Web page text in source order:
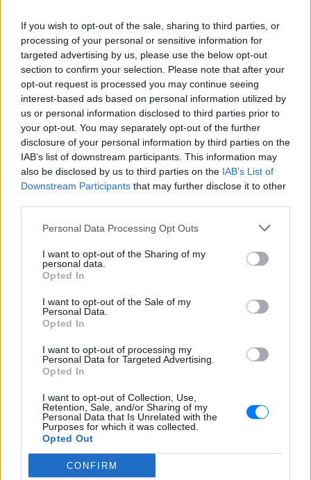
If you wish to opt-out of the sale, sharing to third parties, or
processing of your personal or sensitive information for
targeted advertising by us, please use the below opt-out
section to confirm your selection. Please note that after your
opt-out request is processed you may continue seeing
interest-based ads based on personal information utilized by
us or personal information disclosed to third parties prior to
your opt-out. You may separately opt-out of the further
disclosure of your personal information by third parties on the
IAB’s list of downstream participants. This information may
also be disclosed by us to third parties on the IAB’s List of
Downstream Participants that may further disclose it to other
Personal Data Processing Opt Outs
I want to opt-out of the Sharing of my
personal data.
Opted In
I want to opt-out of the Sale of my
Personal Data.
Opted In
I want to opt-out of processing my
Personal Data for Targeted Advertising.
Opted In
I want to opt-out of Collection, Use,
Retention, Sale, and/or Sharing of my
Personal Data that Is Unrelated with the
Purposes for which it was collected.
Opted Out
CONFIRM
ΑΙΓΟΚΕΡΩΣ
Εστιάστε στη δουλειά τις επόμενες
μέρες, αλλά τώρα χαλαρώστε.
ΥΔΡΟΧΟΟΣ
Η μέρα φέρνει νέα σχετικά με μια
εγκυμοσύνη, τη γέννηση ενός παιδιού
και σημαντικά γεγονότα γύρω από τα
Σήμερα, τυχόν συγκρούσεις θα
παραλείψεις.
ΔΙΑΦΗΜΙΣΗ